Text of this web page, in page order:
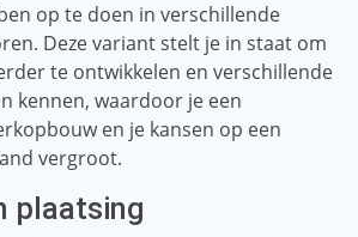
op te doen in verschillende
Deze variant stelt je in staat om
te ontwikkelen en verschillende
kennen, waardoor je een
en je kansen op een
vergroot.
plaatsing